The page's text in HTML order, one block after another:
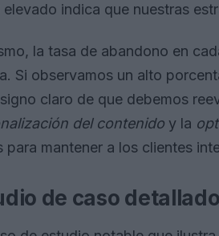
elevado indica que nuestras
la tasa de abandono en
Si observamos un alto
claro de que debemos
del contenido y la
para mantener a los clientes
de caso